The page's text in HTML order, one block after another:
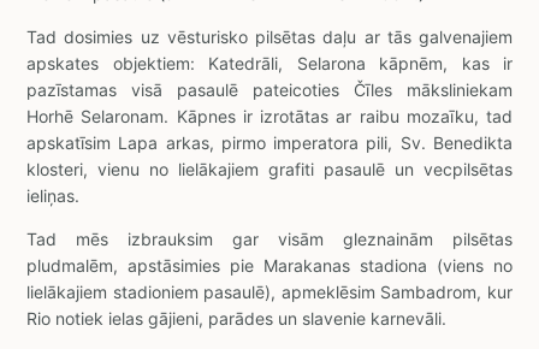
Tad dosimies uz vēsturisko pilsētas daļu ar tās galvenajiem
apskates objektiem: Katedrāli, Selarona kāpnēm, kas ir
pazīstamas visā pasaulē pateicoties Čīles māksliniekam
Horhē Selaronam. Kāpnes ir izrotātas ar raibu mozaīku, tad
apskatīsim Lapa arkas, pirmo imperatora pili, Sv. Benedikta
klosteri, vienu no lielākajiem grafiti pasaulē un vecpilsētas
ieliņas.
Tad mēs izbrauksim gar visām gleznainām pilsētas
pludmalēm, apstāsimies pie Marakanas stadiona (viens no
lielākajiem stadioniem pasaulē), apmeklēsim Sambadrom, kur
Rio notiek ielas gājieni, parādes un slavenie karnevāli.